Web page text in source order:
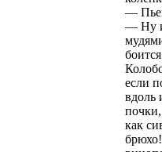
—
— Ну и
если
вдоль
как